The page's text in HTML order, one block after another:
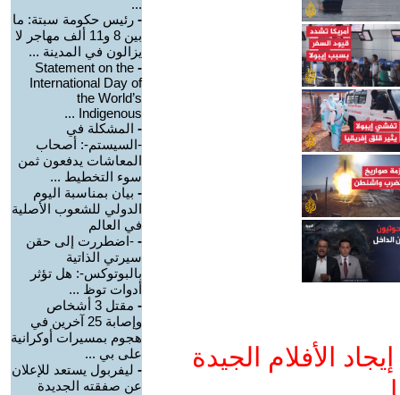
الأفلام الجيدة
...
- رئيس حكومة سبتة: ما
بين 8 و11 ألف مهاجر لا
يزالون في المدينة ...
-
Statement on the
International Day of
the World’s
Indigenous ...
- المشكلة في
-السيستم-: أصحاب
المعاشات يدفعون ثمن
سوء التخطيط ...
- بيان بمناسبة اليوم
الدولي للشعوب الأصلية
في العالم
- -اضطررت إلى حقن
سيرتي الذاتية
بالبوتوكس-: هل تؤثر
أدوات توظ ...
-
مقتل 3 أشخاص
وإصابة 25 آخرين في
هجوم بمسيرات أوكرانية
على بي ...
- ليفربول يستعد للإعلان
عن صفقته الجديدة